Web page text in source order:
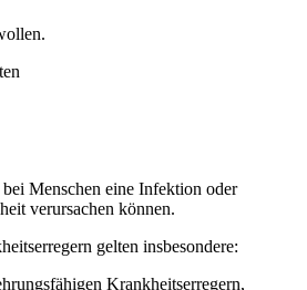
Menschen eine Infektion oder
verursachen können.
gelten insbesondere:
Krankheitserregern,